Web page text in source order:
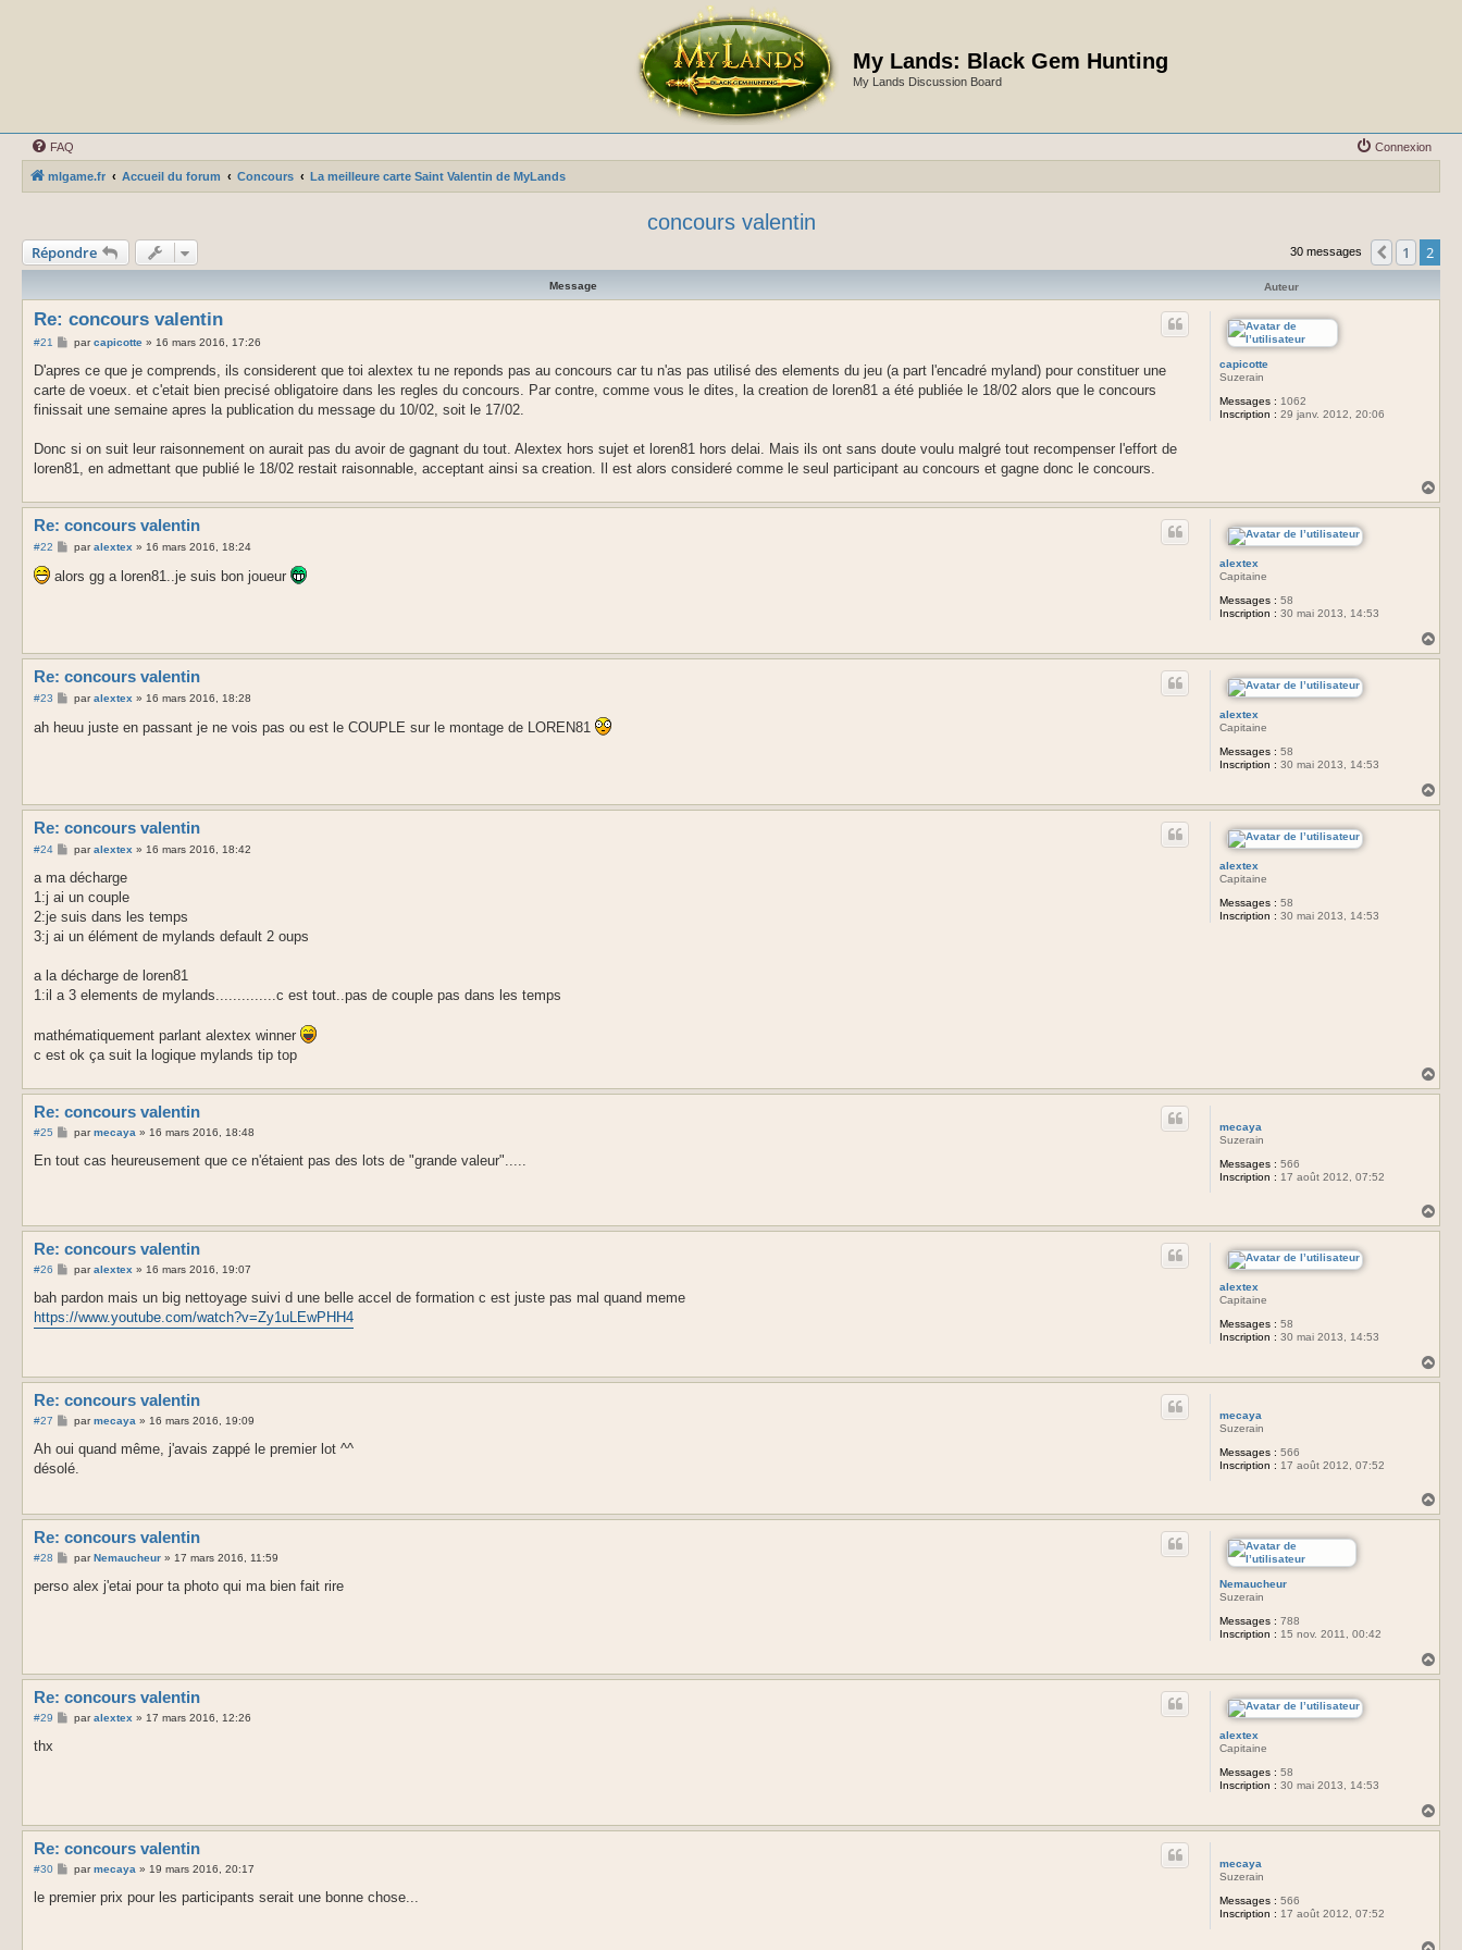
My Lands: Black Gem Hunting
My Lands Discussion Board
FAQ Connexion
mlgame.fr Accueil du forum Concours La meilleure carte Saint Valentin de MyLands
concours valentin
Répondre 30 messages Précédent
1 2
Message Auteur
capicotte
Suzerain
Messages : 1062
Inscription : 29 janv. 2012, 20:06
Re: concours valentin
#21
M
s
a
g
parcapicotte» 16 mars 2016, 17:26
D'apres ce que je comprends, ils considerent que toi alextex tu ne reponds pas au concours car tu n'as pas utilisé des elements du jeu (a part l'encadré myland) pour constituer une
carte de voeux. et c'etait bien precisé obligatoire dans les regles du concours. Par contre, comme vous le dites, la creation de loren81 a été publiée le 18/02 alors que le concours
finissait une semaine apres la publication du message du 10/02, soit le 17/02.
Donc si on suit leur raisonnement on aurait pas du avoir de gagnant du tout. Alextex hors sujet et loren81 hors delai. Mais ils ont sans doute voulu malgré tout recompenser l'effort de
loren81, en admettant que publié le 18/02 restait raisonnable, acceptant ainsi sa creation. Il est alors consideré comme le seul participant au concours et gagne donc le concours.
a
alextex
Capitaine
Messages : 58
Inscription : 30 mai 2013, 14:53
Re: concours valentin
#22
M
s
s
paralextex » 16 mars 2016, 18:24
alors gg a loren81..je suis bon joueur
a
alextex
Capitaine
Messages : 58
Inscription : 30 mai 2013, 14:53
Re: concours valentin
#23
M
s
s
paralextex » 16 mars 2016, 18:28
ah heuu juste en passant je ne vois pas ou est le COUPLE sur le montage de LOREN81
a
alextex
Capitaine
Messages : 58
Inscription : 30 mai 2013, 14:53
Re: concours valentin
#24
M
s
a
g
paralextex » 16 mars 2016, 18:42
a ma décharge
1:j ai un couple
2:je suis dans les temps
3:j ai un élément de mylands default 2 oups
a la décharge de loren81
1:il a 3 elements de mylands..............c est tout..pas de couple pas dans les temps
mathématiquement parlant alextex winner
c est ok ça suit la logique mylands tip top
a
mecaya
Suzerain
Messages : 566
Inscription : 17 août 2012, 07:52
Re: concours valentin
#25
M
s
parmecaya » 16 mars 2016, 18:48
En tout cas heureusement que ce n'étaient pas des lots de "grande valeur".....
a
alextex
Capitaine
Messages : 58
Inscription : 30 mai 2013, 14:53
Re: concours valentin
#26
M
s
a
paralextex » 16 mars 2016, 19:07
bah pardon mais un big nettoyage suivi d une belle accel de formation c est juste pas mal quand meme
https://www.youtube.com/watch?v=Zy1uLEwPHH4
a
mecaya
Suzerain
Messages : 566
Inscription : 17 août 2012, 07:52
Re: concours valentin
#27
M
s
a
parmecaya » 16 mars 2016, 19:09
Ah oui quand même, j'avais zappé le premier lot ^^
désolé.
a
Nemaucheur
Suzerain
Messages : 788
Inscription : 15 nov. 2011, 00:42
Re: concours valentin
#28
M
s
parNemaucheur» 17 mars 2016, 11:59
perso alex j'etai pour ta photo qui ma bien fait rire
a
alextex
Capitaine
Messages : 58
Inscription : 30 mai 2013, 14:53
Re: concours valentin
#29
Mparalextex » 17 mars 2016, 12:26
thx
a
mecaya
Suzerain
Messages : 566
Inscription : 17 août 2012, 07:52
Re: concours valentin
#30
M
s
parmecaya » 19 mars 2016, 20:17
le premier prix pour les participants serait une bonne chose...